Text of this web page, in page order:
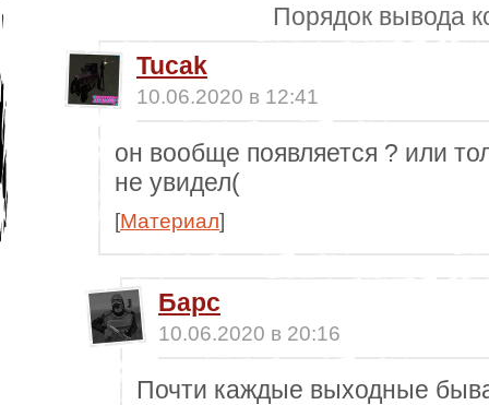
Порядок вывода
Tucak
10.06.2020 в 12:41
он вообще появляется ? или
не увидел(
[Материал]
Барс
10.06.2020 в 20:16
Почти каждые выходные